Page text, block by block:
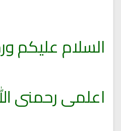
السلام عليكم
اعلمى رحمنى